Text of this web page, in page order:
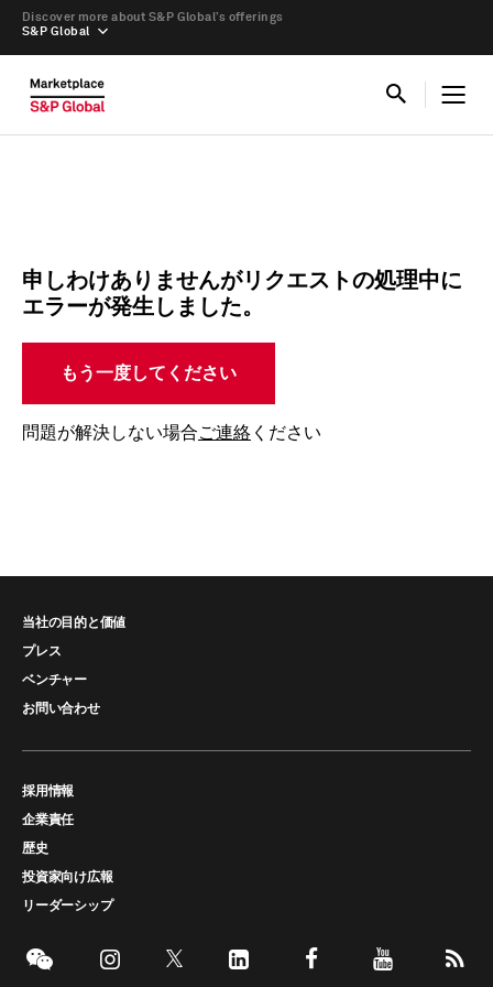
S&P Global
Discover more about S&P Global’s offerings
申しわけありませんがリクエストの処理中に
エラーが発生しました。
もう一度してください
問題が解決しない場合ご連絡 ください
当社の目的と価値
プレス
ベンチャー
お問い合わせ
採用情報
企業責任
歴史
投資家向け広報
リーダーシップ